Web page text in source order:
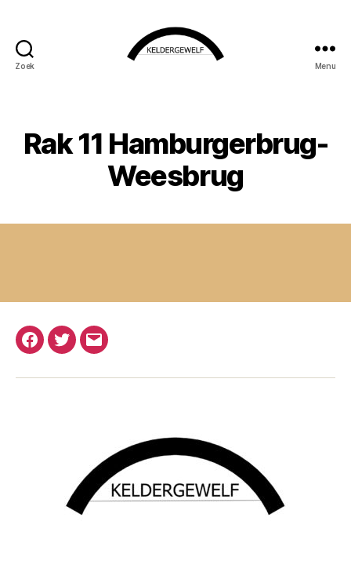
Zoek Menu
Rak 11 Hamburgerbrug-
Weesbrug
Facebook
Twitter
E-